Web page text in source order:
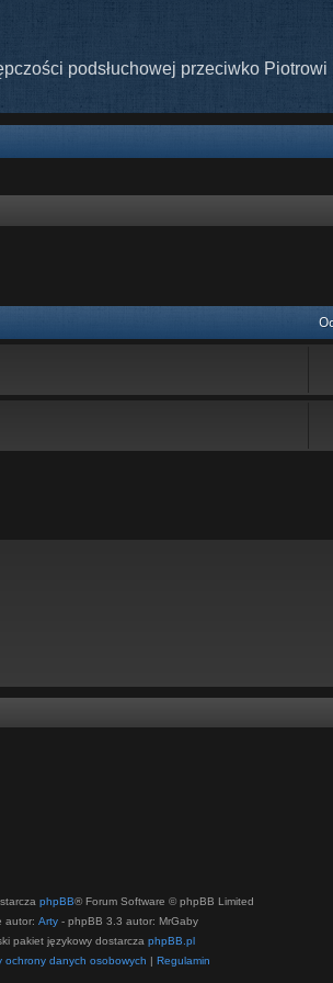
podsłuchowej przeciwko
phpBB® Forum Software © phpBB Limited
autor: Arty - phpBB 3.3 autor: MrGaby
pakiet językowy dostarcza phpBB.pl
ochrony danych osobowych | Regulamin